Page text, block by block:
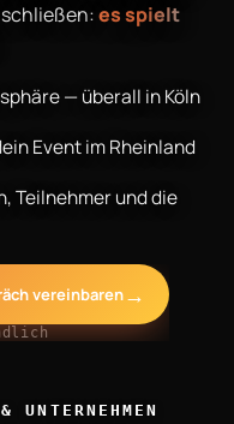
es spielt
— überall in Köln
Event im Rheinland
Teilnehmer und die
vereinbaren→
UNTERNEHMEN